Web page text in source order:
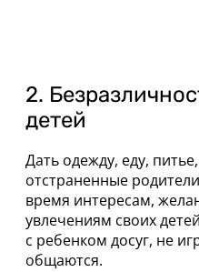
2.
детей
Дать одежду, еду,
отстраненные
время интересам,
увлечениям своих
с ребенком досуг, не
общаются.